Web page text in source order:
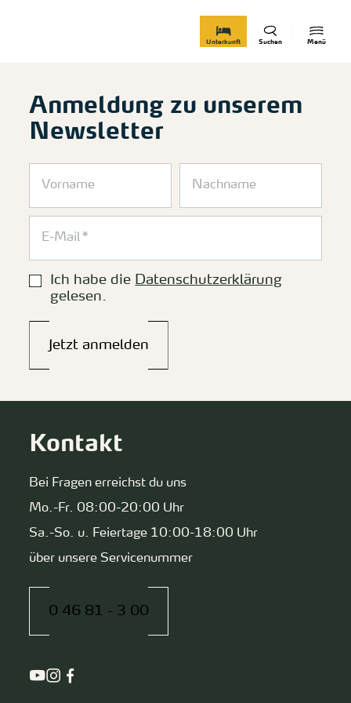
Menü
Suchen
Unterkunft
Anmeldung zu unserem
Newsletter
Ich habe die Datenschutzerklärung
gelesen.
Jetzt anmelden
Kontakt
Bei Fragen erreichst du uns
Mo.-Fr. 08:00-20:00 Uhr
Sa.-So. u. Feiertage 10:00-18:00 Uhr
über unsere Servicenummer
0 46 81 - 3 00